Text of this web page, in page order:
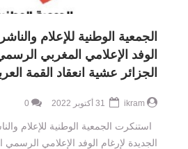
الجمعية الوطنية للإعلام
الوفد الإعلامي المغربي
الجزائر عشية انعقاد القمة
ikram
0
استنكرت الجمعية الوطنية للإعلام
الجديدة لإرغام الوفد الإعلامي الرسمي